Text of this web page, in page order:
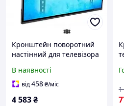
Кронштейн поворотний
настінний для телевізора
В наявності
від458₴/міс
4 583₴
1